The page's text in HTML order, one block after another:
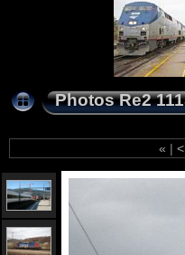
Photos Re2
« | <